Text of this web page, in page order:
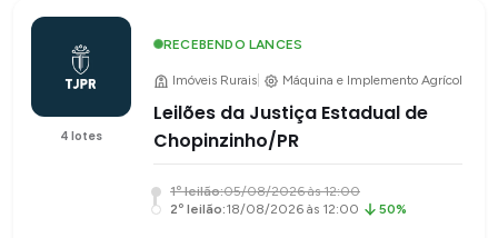
4 lotes
RECEBENDO LANCES
Imóveis Rurais Máquina e Implemento Agrícola
Leilões da Justiça Estadual de
Chopinzinho/PR
1º leilão:05/08/2026 às 12:00
2º leilão:18/08/2026 às 12:00 50%